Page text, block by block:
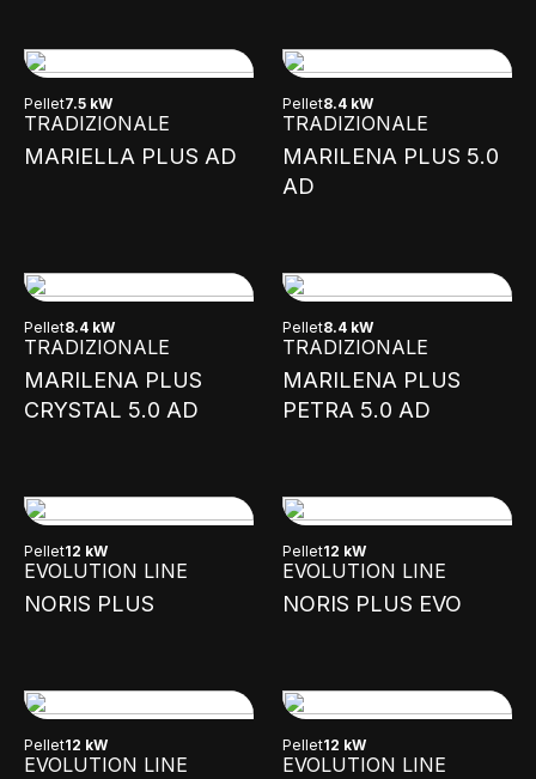
Pellet7.5 kW
TRADIZIONALE
MARIELLA PLUS AD
Pellet8.4 kW
TRADIZIONALE
MARILENA PLUS 5.0
AD
Pellet8.4 kW
TRADIZIONALE
MARILENA PLUS
CRYSTAL 5.0 AD
Pellet8.4 kW
TRADIZIONALE
MARILENA PLUS
PETRA 5.0 AD
Pellet12 kW
EVOLUTION LINE
NORIS PLUS
Pellet12 kW
EVOLUTION LINE
NORIS PLUS EVO
Pellet12 kW
EVOLUTION LINE
Pellet12 kW
EVOLUTION LINE